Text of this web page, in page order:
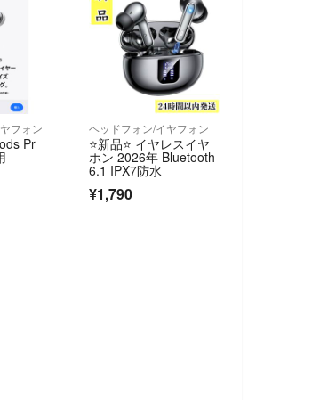
フォン
Pr
ヘッドフォン/イヤフォン
⭐️新品⭐️ イヤレスイヤ
ホン 2026年 Bluetooth
6.1 IPX7防水
¥1,790